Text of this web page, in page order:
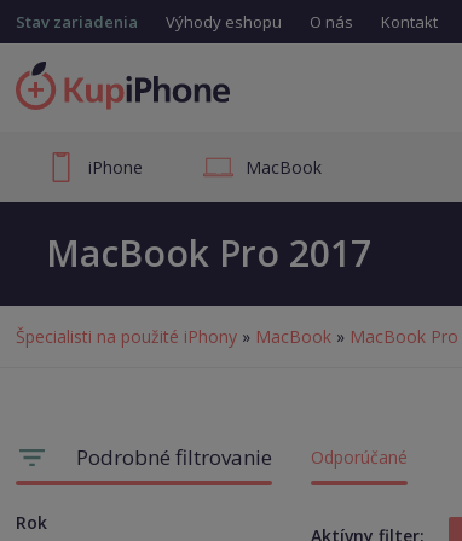
Stav zariadenia Výhody eshopu O nás Kontakt
iPhone MacBook
MacBook Pro 2017
Špecialisti na použité iPhony » MacBook » MacBook Pro
Podrobné filtrovanie
Rok
Odporúčané
Aktívny filter: